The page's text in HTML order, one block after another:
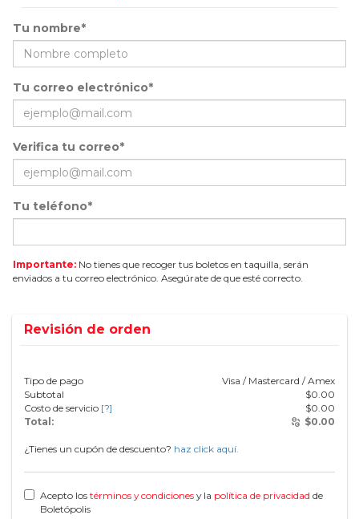
Tu nombre*
Tu correo electrónico*
Verifica tu correo*
Tu teléfono*
Importante: No tienes que recoger tus boletos en taquilla, serán
enviados a tu correo electrónico. Asegúrate de que esté correcto.
Revisión de orden
Tipo de pago
Visa / Mastercard / Amex
Subtotal
$0.00
Costo de servicio [?] $0.00
Total:
$0.00
¿Tienes un cupón de descuento? haz click aquí.
Acepto los términos y condiciones y la política de privacidad de
Boletópolis